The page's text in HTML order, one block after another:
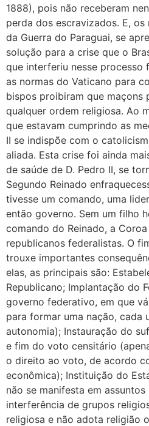
1888), pois não receberam
perda dos escravizados. E,
da Guerra do Paraguai, se
solução para a crise que o
que interferiu nesse processo
as normas do Vaticano para
bispos proibiram que maçons
qualquer ordem religiosa. Ao
que estavam cumprindo as
II se indispõe com o
aliada. Esta crise foi ainda
de saúde de D. Pedro II, se
Segundo Reinado
tivesse um comando, uma
então governo. Sem um filho
comando do Reinado, a
republicanos federalistas. O
trouxe importantes
elas, as principais são:
Republicano; Implantação do
governo federativo, em que
para formar uma nação, cada
autonomia); Instauração do
e fim do voto censitário
o direito ao voto, de acordo
econômica); Instituição do
não se manifesta em
interferência de grupos
religiosa e não adota religião